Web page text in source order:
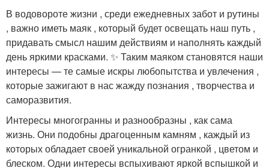
В водовороте жизни , среди ежедневных забот и рутины
, важно иметь маяк , который будет освещать наш путь ,
придавать смысл нашим действиям и наполнять каждый
день яркими красками. ✨ Таким маяком становятся наши
интересы — те самые искры любопытства и увлечения ,
которые зажигают в нас жажду познания , творчества и
саморазвития.
Интересы многогранны и разнообразны , как сама
жизнь. Они подобны драгоценным камням , каждый из
которых обладает своей уникальной огранкой , цветом и
блеском. Одни интересы вспыхивают яркой вспышкой и